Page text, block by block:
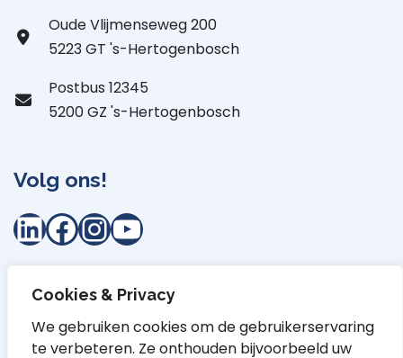
Cookies & Privacy
We gebruiken cookies om de gebruikerservaring
te verbeteren. Ze onthouden bijvoorbeeld uw
Oude Vlijmenseweg 200
5223 GT 's-Hertogenbosch
Postbus 12345
5200 GZ 's-Hertogenbosch
Volg ons!
LinkedIn
Facebook
Instagram
YouTube
Privacyverklaring Proclaimer
Cookiebepaling